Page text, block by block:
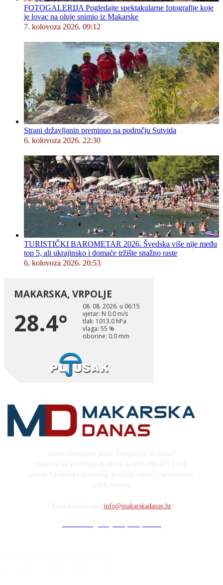
FOTOGALERIJA Pogledajte spektakularne fotografije koje
je lovac na oluje snimio iz Makarske
7. kolovoza 2026. 09:12
Strani državljanin preminuo na području Sutvida
6. kolovoza 2026. 22:30
TURISTIČKI BAROMETAR 2026. Švedska više nije među
top 5, ali ukrajinsko i domaće tržište snažno raste
6. kolovoza 2026. 20:53
info@makarskadanas.hr